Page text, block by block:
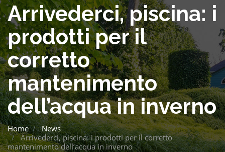
Arrivederci, piscina: i
prodotti per il
corretto
mantenimento
dell’acqua in inverno
Home
News
Arrivederci, piscina: i prodotti per il corretto
mantenimento dell’acqua in inverno